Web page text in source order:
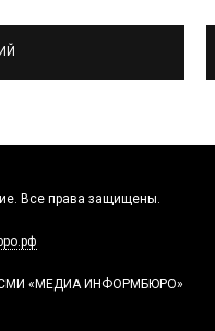
Все права защищены.
«МЕДИА ИНФОРМБЮРО»